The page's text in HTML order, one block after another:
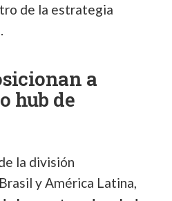
de la estrategia
a
hub de
la división
y América Latina,